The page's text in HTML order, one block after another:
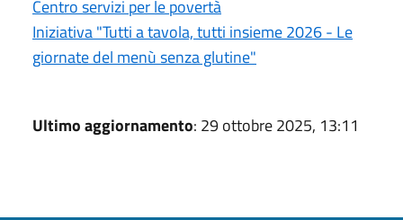
Centro servizi per le povertà
Iniziativa "Tutti a tavola, tutti insieme 2026 - Le
giornate del menù senza glutine"
Ultimo aggiornamento: 29 ottobre 2025, 13:11